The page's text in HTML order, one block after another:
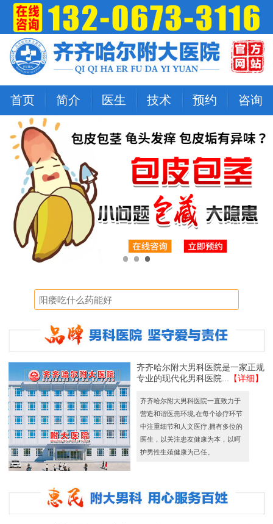
首页 简介 医生 技术 预约 咨询
齐齐哈尔附大男科医院是一家正规
专业的现代化男科医院...
【详细】
齐齐哈尔附大男科医院一直致力于
营造和谐医患环境,在每个诊疗环节
中注重细节和人文医疗,拥有多位的
医生，以关注患友健康为本，以呵
护男性生殖健康为己任。